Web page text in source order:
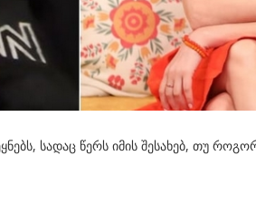
სადაც წერს იმის შესახებ, თუ